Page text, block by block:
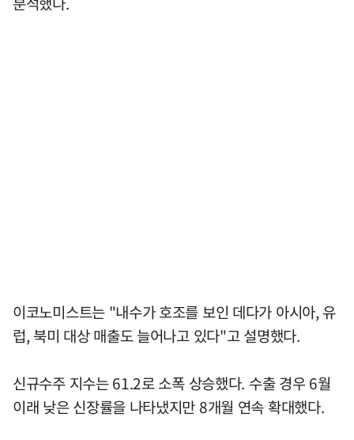
이코노미스트는 "내수가 호조를 보인 데다가 아시아, 유
럽, 북미 대상 매출도 늘어나고 있다"고 설명했다.
신규수주 지수는 61.2로 소폭 상승했다. 수출 경우 6월
이래 낮은 신장률을 나타냈지만 8개월 연속 확대했다.